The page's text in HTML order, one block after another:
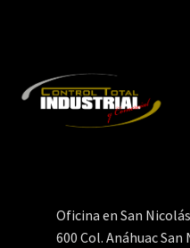
Oficina en San
600 Col. Anáhuac